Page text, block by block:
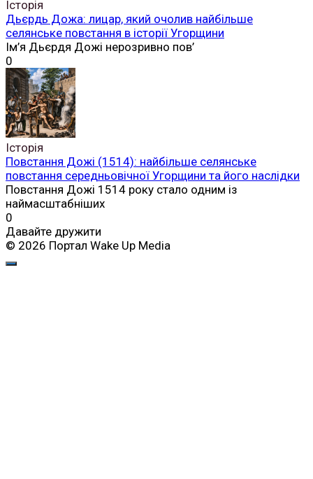
Історія
Дьєрдь Дожа: лицар, який очолив найбільше
селянське повстання в історії Угорщини
Ім’я Дьєрдя Дожі нерозривно пов’
0
Історія
Повстання Дожі (1514): найбільше селянське
повстання середньовічної Угорщини та його наслідки
Повстання Дожі 1514 року стало одним із
наймасштабніших
0
Давайте дружити
© 2026 Портал Wake Up Media